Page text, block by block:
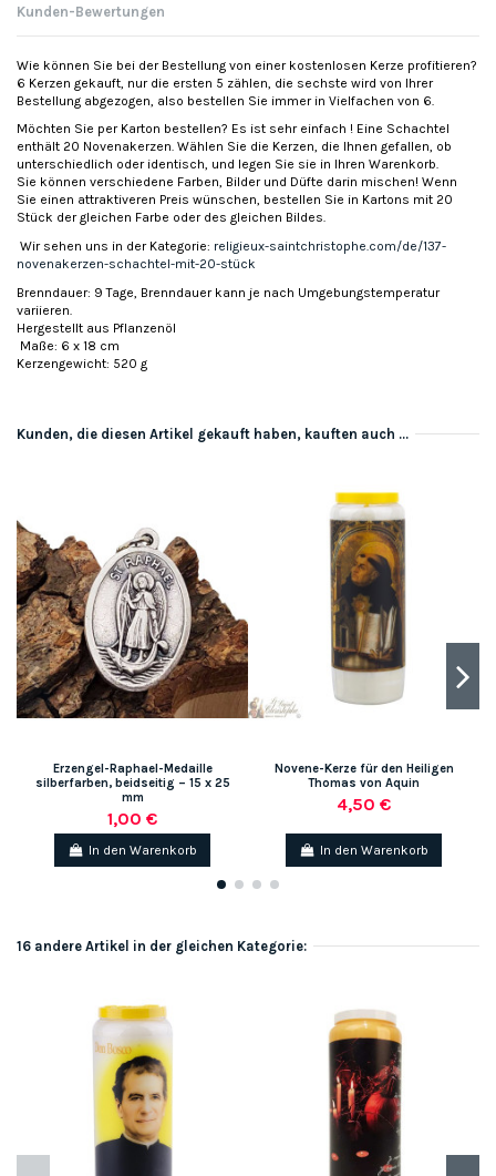
Kunden-Bewertungen
Wie können Sie bei der Bestellung von einer kostenlosen Kerze profitieren?
6 Kerzen gekauft, nur die ersten 5 zählen, die sechste wird von Ihrer
Bestellung abgezogen, also bestellen Sie immer in Vielfachen von 6.
Möchten Sie per Karton bestellen? Es ist sehr einfach ! Eine Schachtel
enthält 20 Novenakerzen. Wählen Sie die Kerzen, die Ihnen gefallen, ob
unterschiedlich oder identisch, und legen Sie sie in Ihren Warenkorb.
Sie können verschiedene Farben, Bilder und Düfte darin mischen! Wenn
Sie einen attraktiveren Preis wünschen, bestellen Sie in Kartons mit 20
Stück der gleichen Farbe oder des gleichen Bildes.
Wir sehen uns in der Kategorie: religieux-saintchristophe.com/de/137-
novenakerzen-schachtel-mit-20-stück
Brenndauer: 9 Tage, Brenndauer kann je nach Umgebungstemperatur
variieren.
Hergestellt aus Pflanzenöl
Maße: 6 x 18 cm
Kerzengewicht: 520 g
Kunden, die diesen Artikel gekauft haben, kauften auch ...
Erzengel-Raphael-Medaille
silberfarben, beidseitig – 15 x 25
mm
1,00 €
In den Warenkorb
Novene-Kerze für den Heiligen
Thomas von Aquin
4,50 €
In den Warenkorb
16 andere Artikel in der gleichen Kategorie: